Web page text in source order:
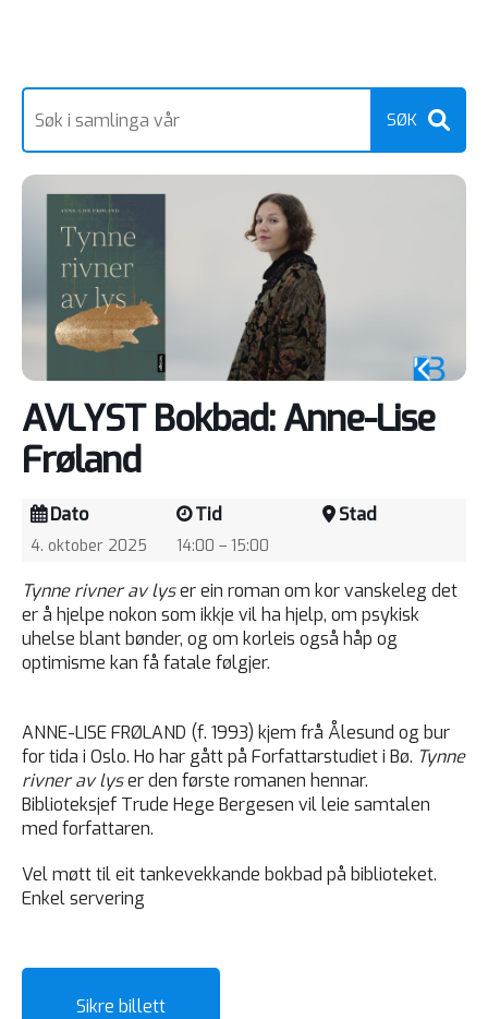
AVLYST Bokbad: Anne-Lise
Frøland
Dato
4. oktober 2025
Tid
14:00 – 15:00
Stad
Tynne rivner av lyser ein roman om kor vanskeleg det
er å hjelpe nokon som ikkje vil ha hjelp, om psykisk
uhelse blant bønder, og om korleis også håp og
optimisme kan få fatale følgjer.
ANNE-LISE FRØLAND (f. 1993) kjem frå Ålesund og bur
for tida i Oslo. Ho har gått på Forfattarstudiet i Bø. Tynne
rivner av lyser den første romanen hennar.
Biblioteksjef Trude Hege Bergesen vil leie samtalen
med forfattaren.
Vel møtt til eit tankevekkande bokbad på biblioteket.
Enkel servering
Sikre billett